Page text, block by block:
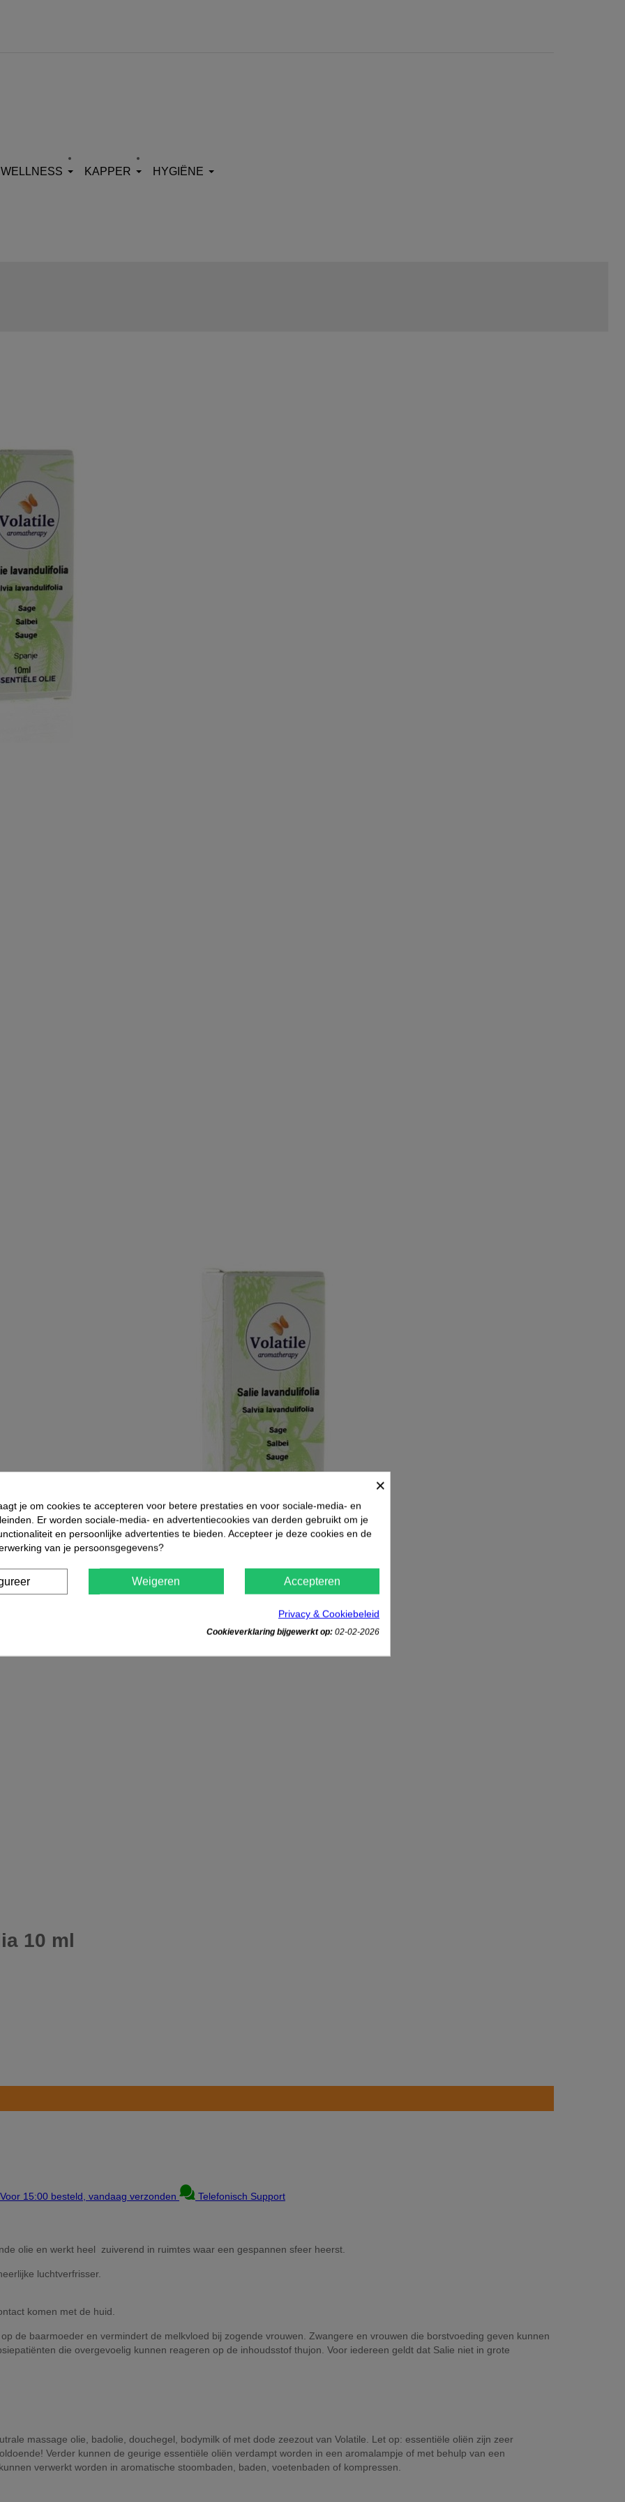
WELLNESS KAPPER HYGIËNE
10 ml
Voor 15:00 besteld, vandaag verzonden Telefonisch Support
olie en werkt heel zuiverend in ruimtes waar een gespannen sfeer heerst.
luchtverfrisser.
komen met de huid.
de baarmoeder en vermindert de melkvloed bij zogende vrouwen. Zwangere en vrouwen die borstvoeding geven kunnen
die overgevoelig kunnen reageren op de inhoudsstof thujon. Voor iedereen geldt dat Salie niet in grote
massage olie, badolie, douchegel, bodymilk of met dode zeezout van Volatile. Let op: essentiële oliën zijn zeer
Verder kunnen de geurige essentiële oliën verdampt worden in een aromalampje of met behulp van een
verwerkt worden in aromatische stoombaden, baden, voetenbaden of kompressen.
×
je om cookies te accepteren voor betere prestaties en voor sociale-media- en
Er worden sociale-media- en advertentiecookies van derden gebruikt om je
en persoonlijke advertenties te bieden. Accepteer je deze cookies en de
van je persoonsgegevens?
Weigeren Accepteren
Privacy & Cookiebeleid
Cookieverklaring bijgewerkt op: 02-02-2026